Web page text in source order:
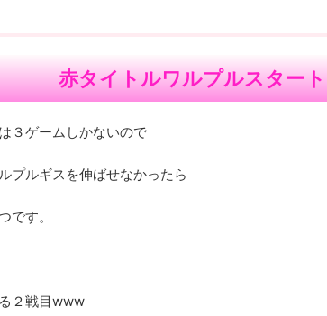
赤タイトルワルプルスタート
３ゲームしかないので
プルギスを伸ばせなかったら
です。
２戦目www